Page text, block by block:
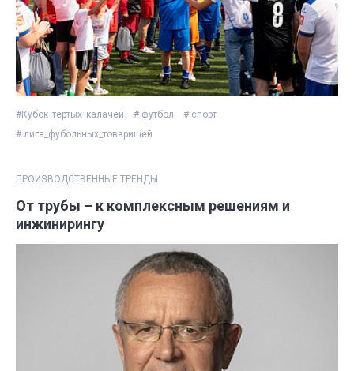
#Кубок_тертых_калачей # футбол
# спорт
# лига_фубольных_товарищей
ПРОИЗВОДСТВЕННЫЕ ТРЕНДЫ
От трубы – к комплексным решениям и
инжинирингу